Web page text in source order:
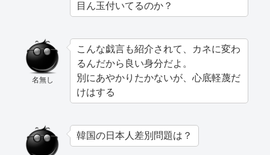
目ん玉付いてるのか？
名無し
こんな戯言も紹介されて、カネに変わ
るんだから良い身分だよ。
別にあやかりたかないが、心底軽蔑だ
けはする
韓国の日本人差別問題は？